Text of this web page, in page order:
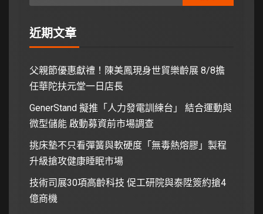
近期文章
父親節優惠獻禮！陳美鳳現身世貿樂齡展 8/8擔
任華陀扶元堂一日店長
GenerStand 擬推「人力發電訓練台」 結合運動與
微型儲能 啟動募資前市場調查
挑床墊不只看彈簧與軟硬度「無毒熱熔膠」製程
升級搶攻健康睡眠市場
技術司展30項高齡科技 促工研院與泰陞簽約搶4
億商機